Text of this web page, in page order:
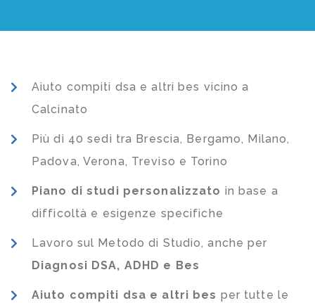
Aiuto compiti dsa e altri bes vicino a
Calcinato
Più di 40 sedi tra Brescia, Bergamo, Milano,
Padova, Verona, Treviso e Torino
Piano di studi personalizzato in base a
difficoltà e esigenze specifiche
Lavoro sul Metodo di Studio, anche per
Diagnosi DSA, ADHD e Bes
Aiuto compiti dsa e altri bes per tutte le